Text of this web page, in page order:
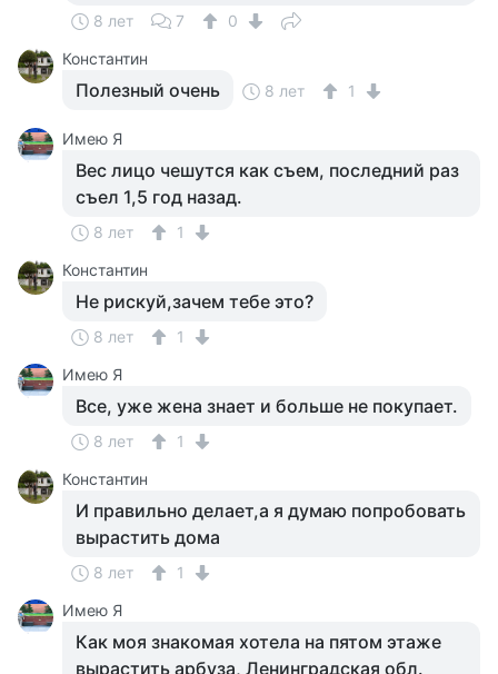
8 лет 7
0
Константин
Полезный очень 8 лет 1
Имею Я
Вес лицо чешутся как съем, последний раз
съел 1,5 год назад.
8 лет
1
Константин
Не рискуй,зачем тебе это?
8 лет
1
Имею Я
Все, уже жена знает и больше не покупает.
8 лет
1
Константин
И правильно делает,а я думаю попробовать
вырастить дома
8 лет
1
Имею Я
Как моя знакомая хотела на пятом этаже
вырастить арбуза, Ленинградская обл.